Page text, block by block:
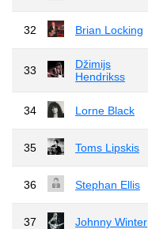
32 Brian Locking
33
Džimijs
Hendrikss
34 Lorne Black
35 Toms Lipskis
36 Stephan Ellis
37 Johnny Winter